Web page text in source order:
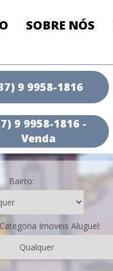
SOBRE NÓS
9 9958-1816
9 9958-1816 -
Venda
Bairro:
Categoria Imoveis Aluguel: